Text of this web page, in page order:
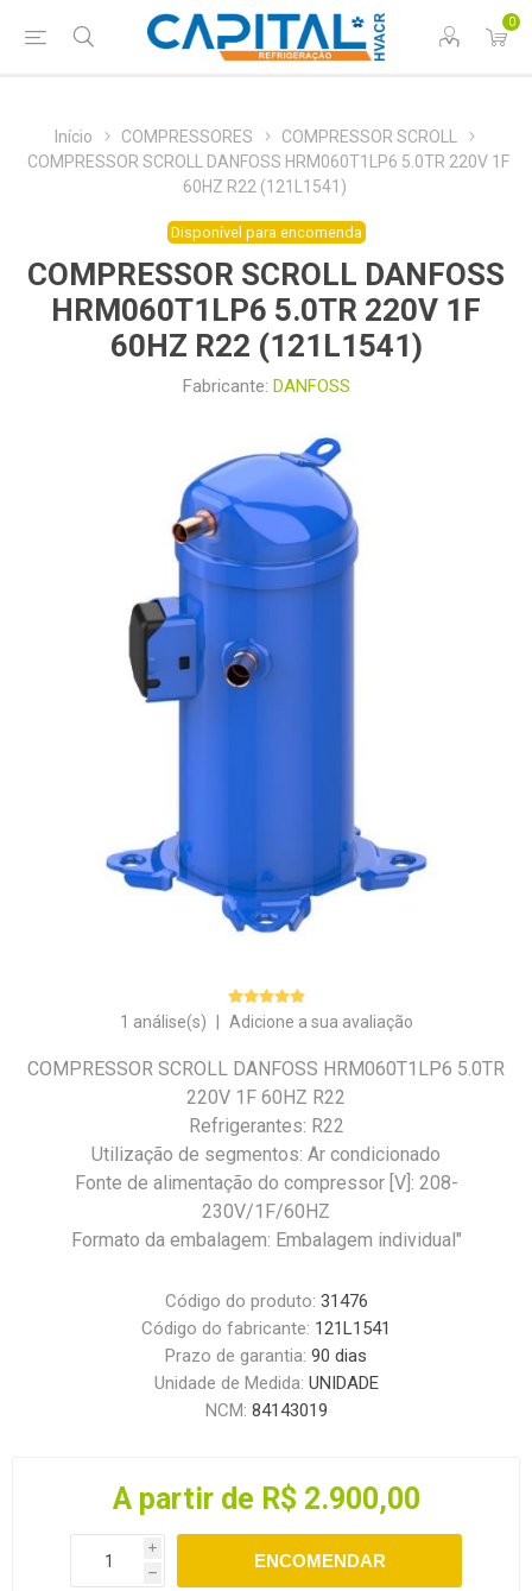
0
Início COMPRESSORES
COMPRESSOR SCROLL
COMPRESSOR SCROLL DANFOSS HRM060T1LP6 5.0TR 220V 1F
60HZ R22 (121L1541)
Disponível para encomenda
COMPRESSOR SCROLL DANFOSS
HRM060T1LP6 5.0TR 220V 1F
60HZ R22 (121L1541)
Fabricante: DANFOSS
1 análise(s) Adicione a sua avaliação
COMPRESSOR SCROLL DANFOSS HRM060T1LP6 5.0TR
220V 1F 60HZ R22
Refrigerantes: R22
Utilização de segmentos: Ar condicionado
Fonte de alimentação do compressor [V]: 208-
230V/1F/60HZ
Formato da embalagem: Embalagem individual"
Código do produto: 31476
Código do fabricante: 121L1541
Prazo de garantia: 90 dias
Unidade de Medida: UNIDADE
NCM: 84143019
A partir de R$ 2.900,00
i
h
ENCOMENDAR